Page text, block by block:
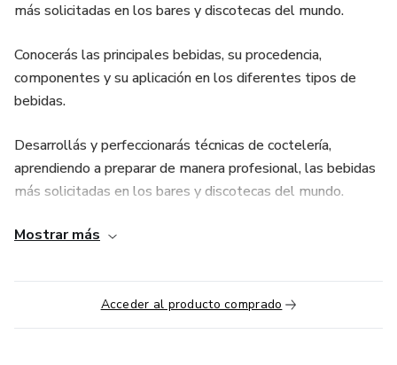
más solicitadas en los bares y discotecas del mundo.
Conocerás las principales bebidas, su procedencia,
componentes y su aplicación en los diferentes tipos de
bebidas.
Desarrollás y perfeccionarás técnicas de coctelería,
aprendiendo a preparar de manera profesional, las bebidas
más solicitadas en los bares y discotecas del mundo.
Aprenderás de la mano de un experto en el tema, el
correcto uso.
Conocerás técnicas de decoración, que te inspirarán a crear
Mostrar más
Acceder al producto comprado